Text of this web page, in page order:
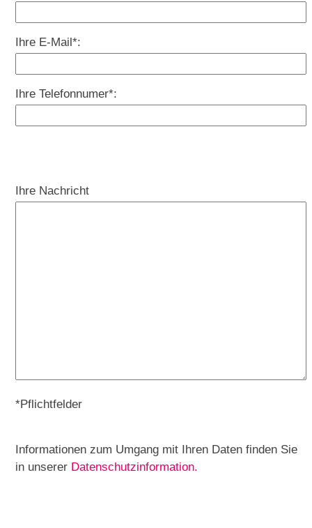
Ihre E-Mail*:
Ihre Telefonnumer*:
Ihre Nachricht
*Pflichtfelder
Informationen zum Umgang mit Ihren Daten finden Sie
in unserer Datenschutzinformation.